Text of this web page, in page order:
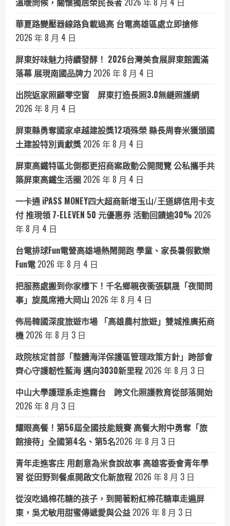
華夏路變壓器線路負載過高 台電高雄區處立即搶修
2026 年 8 月 4 日
屏東好味魅力持續發酵！ 2026台灣美食展屏東館圓滿
落幕 展現南國品牌力 2026 年 8 月 4 日
出院返家照顧零空窗 屏東打造長照3.0無縫照護網
2026 年 8 月 4 日
屏東縣勇奪國家卓越建設獎12項殊榮 縣長周春米獲頒國
土建設特別貢獻獎 2026 年 8 月 4 日
屏東高鐵特區北側都更招商案啟動公開閱覽 公私攜手共
築屏東高鐵生活圈 2026 年 8 月 4 日
一卡通 iPASS MONEY四大超商新增玉山/王道綁信用卡支
付 推現領 7-ELEVEN 50 元優惠券 活動回饋逾30% 2026
年 8 月 4 日
台電排球Fun電營高雄場熱鬧開跑 學童、家長暑假歡樂
Fun電 2026 年 8 月 4 日
把服務處搬到你家樓下！千名鄉親夜衝張騏晟「夜間問
事」旋風席捲大岡山 2026 年 8 月 4 日
佈局韓國深度旅遊市場 「高雄農村旅遊」雙城推廣拓商
機 2026 年 8 月 3 日
政院核定首部「整體海洋保護區管理政策方針」跨部會
齊心守護韌性藍海 邁向3030新里程 2026 年 8 月 3 日
中山大學護理系走進霧台 跨文化照護教育從部落開始
2026 年 8 月 3 日
耀眼高餐！第56屆全國技能競賽 高餐大附中勇奪「旅
館接待」全國第4名、第5名​2026 年 8 月 3 日
青年走進客庄 用創意為米食說故事 高雄客委會青年學
習 從田野到餐桌開啟文化新旅程 2026 年 8 月 3 日
從沒吃過棉花糖的孩子，到開著粉紅棉花糖車走遍屏
東，吳尤敏用甜蜜傳遞愛與公益 2026 年 8 月 3 日